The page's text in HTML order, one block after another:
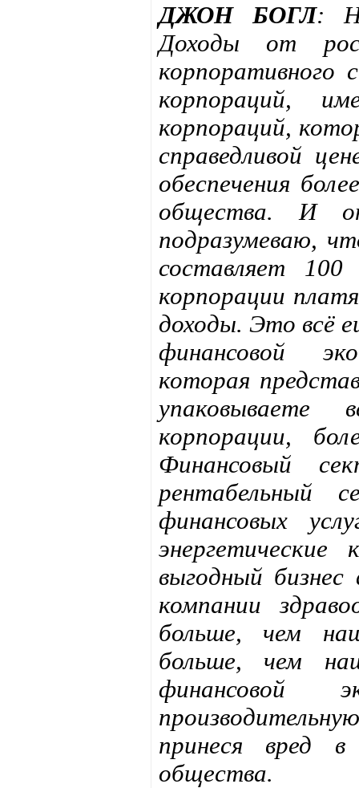
ДЖОН БОГЛ:
Доходы от
корпоративного
корпораций,
корпораций,
справедливой
обеспечения
общества. И
подразумеваю,
составляет
корпорации
доходы. Это всё
финансовой
которая
упаковываете
корпорации,
Финансовый
рентабельный
финансовых
выгодный
компании
больше, чем
больше, чем
финансовой
принеся вред
общества.